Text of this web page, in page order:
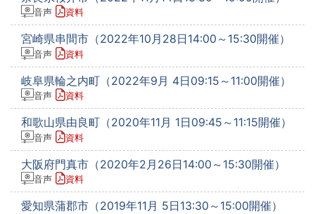
音声 資料
宮崎県串間市（2022年10月28日14:00～15:30開催）
音声 資料
岐阜県輪之内町（2022年9月 4日09:15～11:00開催）
音声 資料
和歌山県由良町（2020年11月 1日09:45～11:15開催）
音声 資料
大阪府門真市（2020年2月26日14:00～15:30開催）
音声 資料
愛知県蒲郡市（2019年11月 5日13:30～15:00開催）